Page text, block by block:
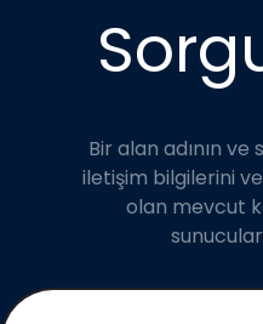
Bir alan adının
iletişim bilgilerini
olan mevcut